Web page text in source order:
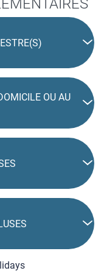
OU AU